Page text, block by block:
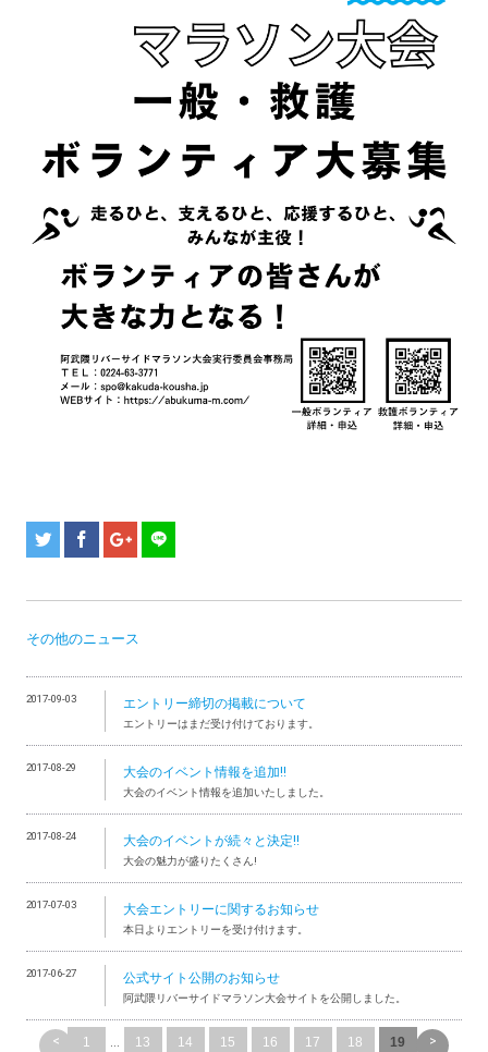
その他のニュース
2017-09-03 エントリー締切の掲載について
エントリーはまだ受け付けております。
2017-08-29 大会のイベント情報を追加!!
大会のイベント情報を追加いたしました。
2017-08-24 大会のイベントが続々と決定!!
大会の魅力が盛りたくさん!
2017-07-03 大会エントリーに関するお知らせ
本日よりエントリーを受け付けます。
2017-06-27 公式サイト公開のお知らせ
阿武隈リバーサイドマラソン大会サイトを公開しました。
< 1 ... 13 14 15 16 17 18 19 >